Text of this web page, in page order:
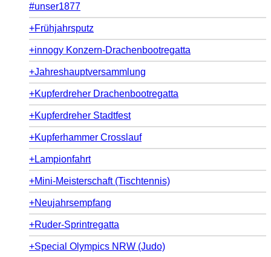
#unser1877
+Frühjahrsputz
+innogy Konzern-Drachenbootregatta
+Jahreshauptversammlung
+Kupferdreher Drachenbootregatta
+Kupferdreher Stadtfest
+Kupferhammer Crosslauf
+Lampionfahrt
+Mini-Meisterschaft (Tischtennis)
+Neujahrsempfang
+Ruder-Sprintregatta
+Special Olympics NRW (Judo)